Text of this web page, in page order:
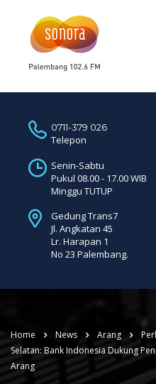
0711-379 026
Telepon
Senin-Sabtu
Pukul 08.00 - 17.00 WIB
Minggu TUTUP
Gedung Trans7
Jl. Angkatan 45
Lr. Harapan 1
No 23 Palembang.
Home News Arang
Selatan: Bank Indonesia Dukung
Arang